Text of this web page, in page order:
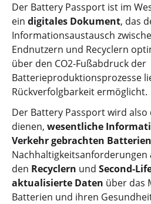
Der Battery Passport ist im
ein digitales Dokument, das
Informationsaustausch
Endnutzern und Recyclern
über den CO2-Fußabdruck der
Batterieproduktionsprozesse
Rückverfolgbarkeit ermöglicht.
Der Battery Passport wird also
dienen, wesentliche
Verkehr gebrachten Batterien
Nachhaltigkeitsanforderungen
den Recyclern und Second-
aktualisierte Daten über das
Batterien und ihren